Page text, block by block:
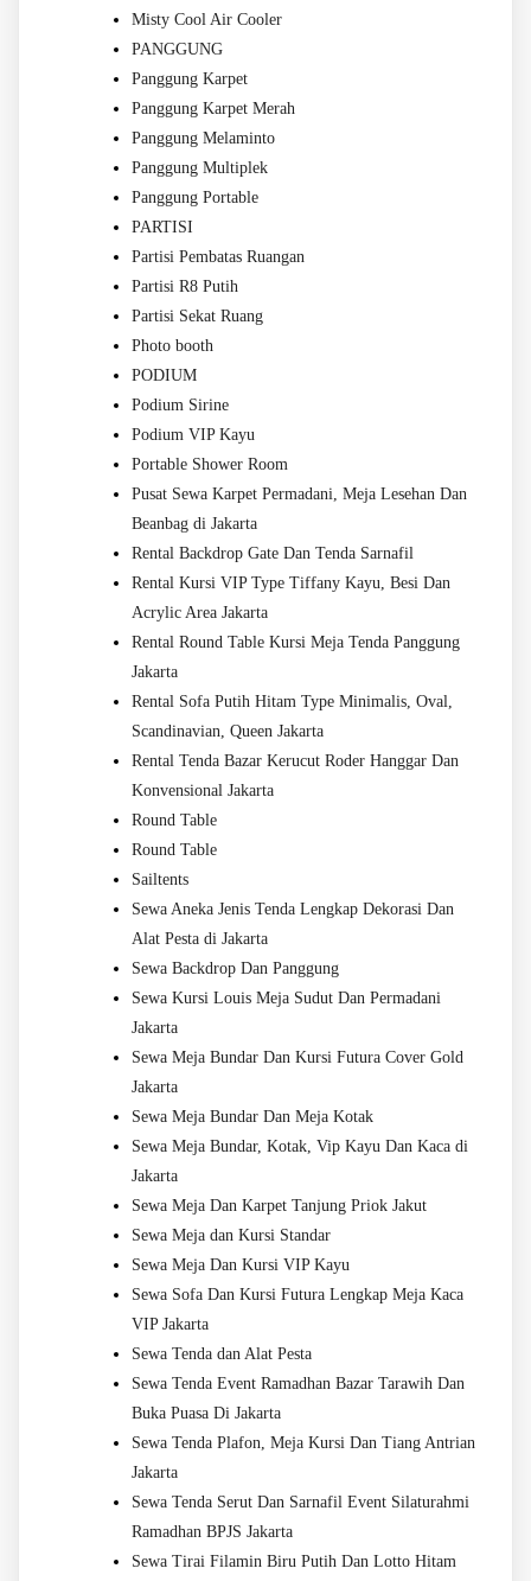
Misty Cool Air Cooler
PANGGUNG
Panggung Karpet
Panggung Karpet Merah
Panggung Melaminto
Panggung Multiplek
Panggung Portable
PARTISI
Partisi Pembatas Ruangan
Partisi R8 Putih
Partisi Sekat Ruang
Photo booth
PODIUM
Podium Sirine
Podium VIP Kayu
Portable Shower Room
Pusat Sewa Karpet Permadani, Meja Lesehan Dan
Beanbag di Jakarta
Rental Backdrop Gate Dan Tenda Sarnafil
Rental Kursi VIP Type Tiffany Kayu, Besi Dan
Acrylic Area Jakarta
Rental Round Table Kursi Meja Tenda Panggung
Jakarta
Rental Sofa Putih Hitam Type Minimalis, Oval,
Scandinavian, Queen Jakarta
Rental Tenda Bazar Kerucut Roder Hanggar Dan
Konvensional Jakarta
Round Table
Round Table
Sailtents
Sewa Aneka Jenis Tenda Lengkap Dekorasi Dan
Alat Pesta di Jakarta
Sewa Backdrop Dan Panggung
Sewa Kursi Louis Meja Sudut Dan Permadani
Jakarta
Sewa Meja Bundar Dan Kursi Futura Cover Gold
Jakarta
Sewa Meja Bundar Dan Meja Kotak
Sewa Meja Bundar, Kotak, Vip Kayu Dan Kaca di
Jakarta
Sewa Meja Dan Karpet Tanjung Priok Jakut
Sewa Meja dan Kursi Standar
Sewa Meja Dan Kursi VIP Kayu
Sewa Sofa Dan Kursi Futura Lengkap Meja Kaca
VIP Jakarta
Sewa Tenda dan Alat Pesta
Sewa Tenda Event Ramadhan Bazar Tarawih Dan
Buka Puasa Di Jakarta
Sewa Tenda Plafon, Meja Kursi Dan Tiang Antrian
Jakarta
Sewa Tenda Serut Dan Sarnafil Event Silaturahmi
Ramadhan BPJS Jakarta
Sewa Tirai Filamin Biru Putih Dan Lotto Hitam